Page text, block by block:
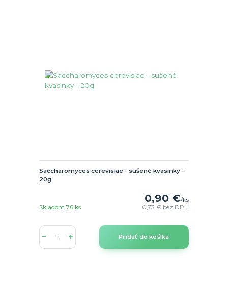
Saccharomyces cerevisiae - sušené kvasinky -
20g
0,90 €/ks
0,73 € bez DPH
Skladom 76 ks
Pridať do košíka